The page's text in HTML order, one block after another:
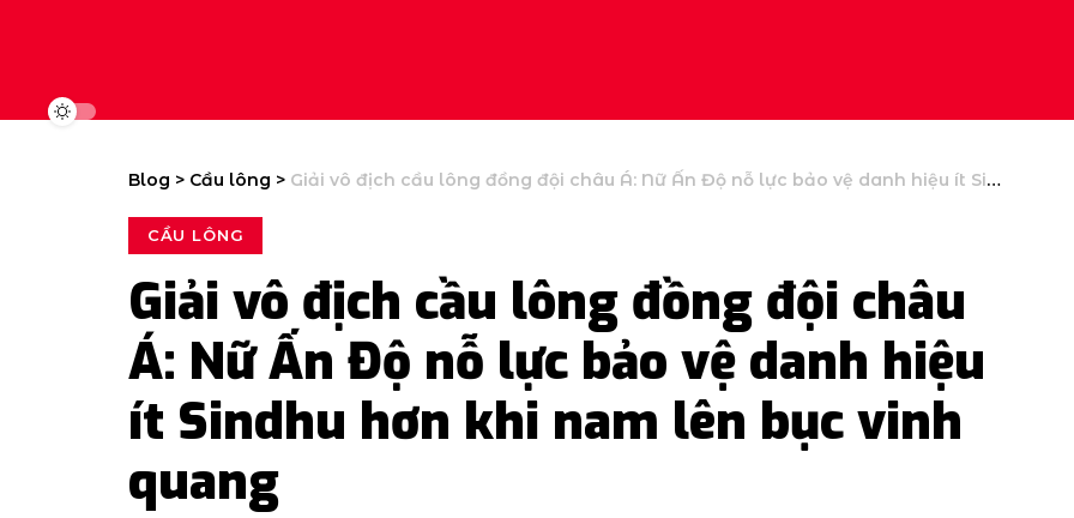
Blog > Cầu lông > Giải vô địch cầu lông đồng đội châu Á: Nữ Ấn Độ nỗ lực bảo vệ danh hiệu ít Sindhu hơn khi nam lên bục vinh quang
CẦU LÔNG
Giải vô địch cầu lông đồng đội châu
Á: Nữ Ấn Độ nỗ lực bảo vệ danh hiệu
ít Sindhu hơn khi nam lên bục vinh
quang